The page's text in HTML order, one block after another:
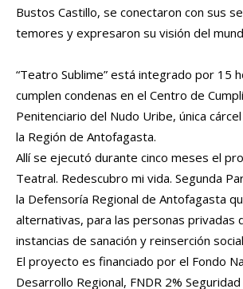
Bustos Castillo, se conectaron con sus
temores y expresaron su visión del
“Teatro Sublime” está integrado por 15
cumplen condenas en el Centro de
Penitenciario del Nudo Uribe, única
la Región de Antofagasta.
Allí se ejecutó durante cinco meses el
Teatral. Redescubro mi vida. Segunda
la Defensoría Regional de Antofagasta
alternativas, para las personas privadas
instancias de sanación y reinserción
El proyecto es financiado por el Fondo
Desarrollo Regional, FNDR 2%